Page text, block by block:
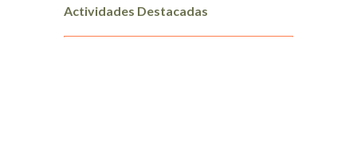
Actividades Destacadas